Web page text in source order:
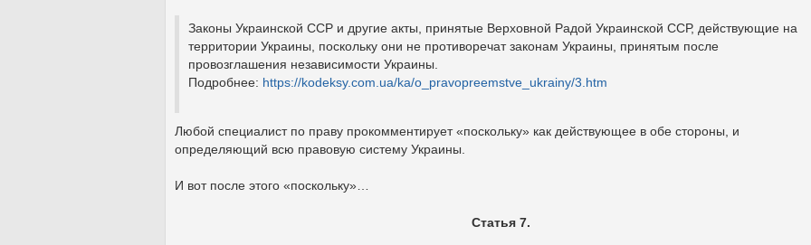
Законы Украинской ССР и другие акты, принятые Верховной Радой Украинской ССР, действующие на
территории Украины, поскольку они не противоречат законам Украины, принятым после
провозглашения независимости Украины.
Подробнее: https://kodeksy.com.ua/ka/o_pravopreemstve_ukrainy/3.htm
Любой специалист по праву прокомментирует «поскольку» как действующее в обе стороны, и
определяющий всю правовую систему Украины.
И вот после этого «поскольку»…
Статья 7.